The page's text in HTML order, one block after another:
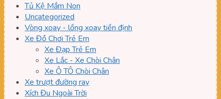
Tủ Kệ Mầm Non
Uncategorized
Vòng xoay - lồng xoay tiền định
Xe Đồ Chơi Trẻ Em
Xe Đạp Trẻ Em
Xe Lắc - Xe Chòi Chân
Xe Ô TÔ Chòi Chân
Xe trượt đường ray
Xích Đu Ngoài Trời